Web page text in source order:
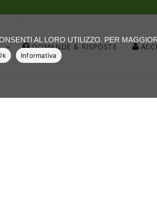
.
DOMANDE & RISPOSTE
AL LORO UTILIZZO. PER
Informativa